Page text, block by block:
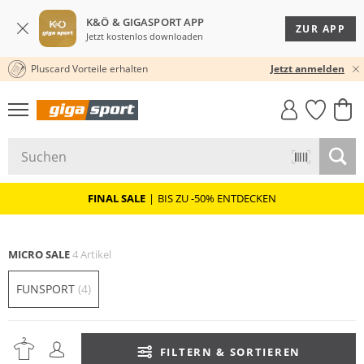
K&Ö & GIGASPORT APP
Jetzt kostenlos downloaden
ZUR APP
30 TAGE RÜCKGABERECHT
Pluscard Vorteile erhalten Jetzt anmelden
GIGASTYLE
FAHRRAD­
MUST-HAVE
FINAL SALE | BIS ZU -50% ENTDECKEN
MICRO SALE4 Artikel
FUNSPORT (4)
FILTERN & SORTIEREN